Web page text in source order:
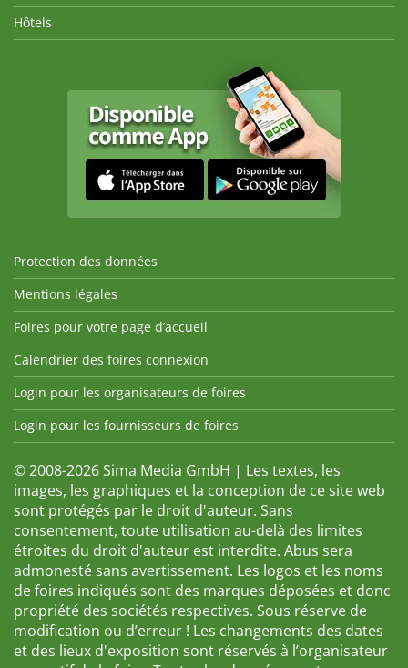
Hôtels
Protection des données
Mentions légales
Foires pour votre page d’accueil
Calendrier des foires connexion
Login pour les organisateurs de foires
Login pour les fournisseurs de foires
© 2008-2026 Sima Media GmbH | Les textes, les
images, les graphiques et la conception de ce site web
sont protégés par le droit d'auteur. Sans
consentement, toute utilisation au-delà des limites
étroites du droit d'auteur est interdite. Abus sera
admonesté sans avertissement. Les logos et les noms
de foires indiqués sont des marques déposées et donc
propriété des sociétés respectives. Sous réserve de
modification ou d’erreur ! Les changements des dates
et des lieux d'exposition sont réservés à l’organisateur